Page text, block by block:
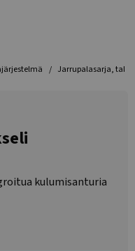
Jarrupalasarja,
kulumisanturia